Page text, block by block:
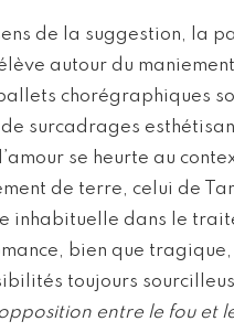
de la suggestion, la
autour du
chorégraphiques
surcadrages
se heurte au
de terre, celui de
inhabituelle dans le
bien que tragique,
toujours
entre le fou et